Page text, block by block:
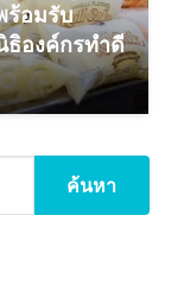
ร้อมรับ
ธิองค์กรทำดี